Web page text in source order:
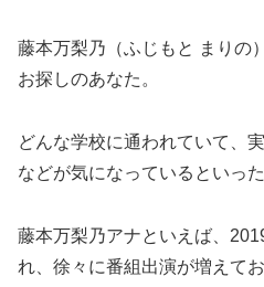
藤本万梨乃（ふじもと まりの
お探しのあなた。
どんな学校に通われていて、
などが気になっているといっ
藤本万梨乃アナといえば、
れ、徐々に番組出演が増えて